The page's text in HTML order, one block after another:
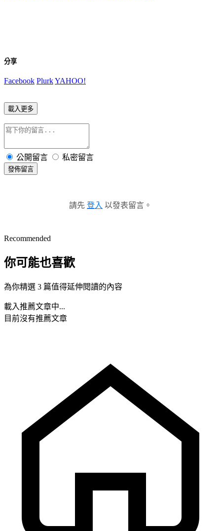
分享
Facebook PlurkYAHOO!
載入更多
公開留言 私密留言
發佈留言
請先 登入 以發表留言。
Recommended
你可能也喜歡
為你精選 3 篇值得延伸閱讀的內容
載入推薦文章中...
目前沒有推薦文章